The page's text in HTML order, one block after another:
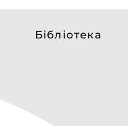
Бібліотека